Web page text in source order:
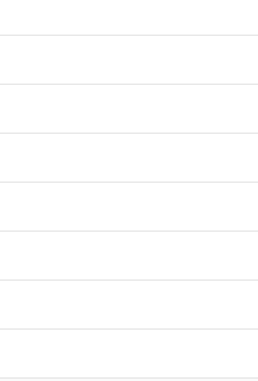
Standards
AbD Serotec